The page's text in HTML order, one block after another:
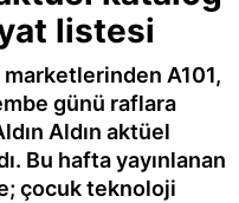
listesi
A101,
günü raflara
Aldın aktüel
Bu hafta yayınlanan
çocuk teknoloji